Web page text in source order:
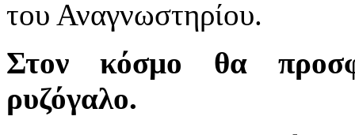
του Αναγνωστηρίου.
Στον κόσμο θα
ρυζόγαλο.